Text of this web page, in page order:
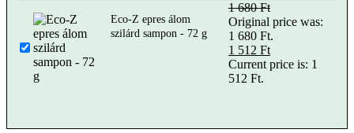
Eco-Z epres álom
szilárd sampon - 72 g
1 680Ft
Original price was:
1 680 Ft.
1 512 Ft
Current price is: 1
512 Ft.